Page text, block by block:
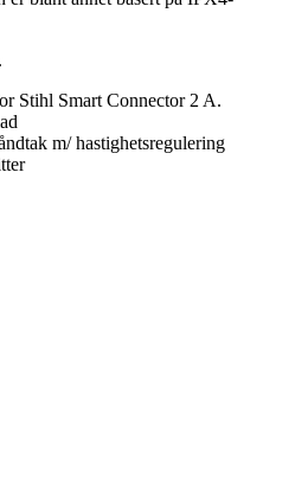
Stihl Smart Connector 2 A.
m/ hastighetsregulering